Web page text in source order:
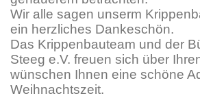
Wir alle sagen unserm
ein herzliches Dankeschön.
Das Krippenbauteam und der
Steeg e.V. freuen sich über
wünschen Ihnen eine schöne
Weihnachtszeit.